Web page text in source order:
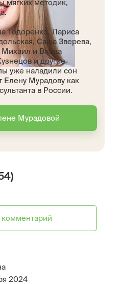
мягких методик,
Тодоренко, Лариса
Саша Зверева,
Михаил и Влада
и другие
уже наладили сон
Елену Мурадову как
в России.
Мурадовой
комментарий
2024